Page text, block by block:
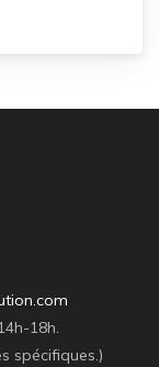
18h.
spécifiques.)